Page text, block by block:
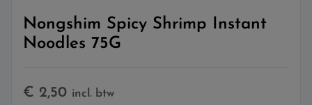
Nongshim Spicy Shrimp Instant
Noodles 75G
€ 2,50 incl. btw